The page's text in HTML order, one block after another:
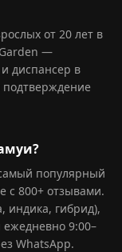
от 20 лет в
—
диспансер в
подтверждение
популярный
с 800+ отзывами.
индика, гибрид),
9:00–
WhatsApp.